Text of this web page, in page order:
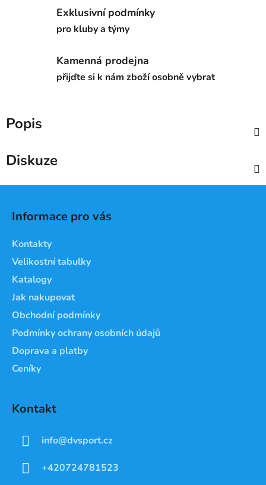
Exklusivní podmínky
pro kluby a týmy
Kamenná prodejna
přijďte si k nám zboží osobně vybrat
Popis
Diskuze
Informace pro vás
Kontakty
Velikostní tabulky
Katalogy
Jak nakupovat
Obchodní podmínky
Podmínky ochrany osobních údajů
Doprava a platby
Ceníky
Kontakt
info@dvsport.cz
+420724781523